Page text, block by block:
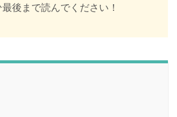
後まで読んでください！